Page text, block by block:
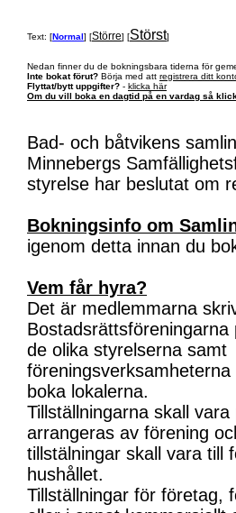
Text: [Normal] [Större] [Störst]
Nedan finner du de bokningsbara tiderna för
Inte bokat förut? Börja med att registrera ditt
Flyttat/bytt uppgifter? - klicka här
Om du vill boka en dagtid på en vardag så
Bad- och båtvikens
Minnebergs
styrelse har beslutat om
Bokningsinfo om
igenom detta innan du
Vem får hyra?
Det är medlemmarna
Bostadsrättsföreningarna
de olika styrelserna samt
boka lokalerna.
Tillställningarna skall
arrangeras av förening
tillstälningar skall vara till
hushållet.
Tillställningar för företag,